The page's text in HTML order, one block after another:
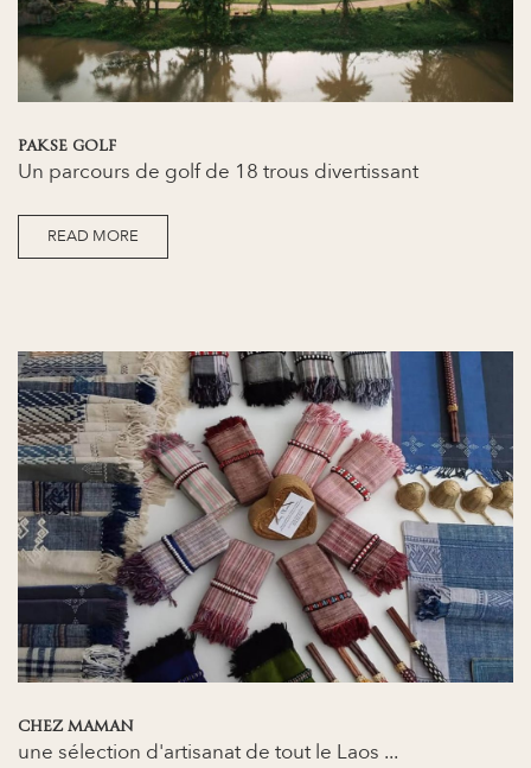
PAKSE GOLF
Un parcours de golf de 18 trous divertissant
READ MORE
CHEZ MAMAN
une sélection d'artisanat de tout le Laos ...